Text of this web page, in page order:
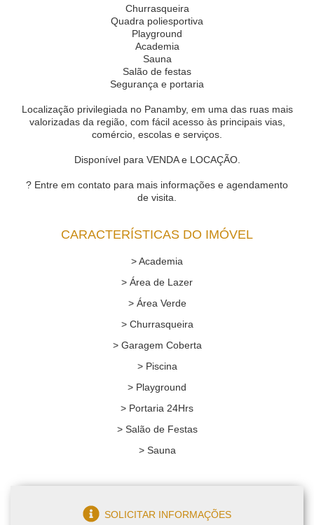
Churrasqueira
Quadra poliesportiva
Playground
Academia
Sauna
Salão de festas
Segurança e portaria
Localização privilegiada no Panamby, em uma das ruas mais
valorizadas da região, com fácil acesso às principais vias,
comércio, escolas e serviços.
Disponível para VENDA e LOCAÇÃO.
? Entre em contato para mais informações e agendamento
de visita.
CARACTERÍSTICAS DO IMÓVEL
> Academia
> Área de Lazer
> Área Verde
> Churrasqueira
> Garagem Coberta
> Piscina
> Playground
> Portaria 24Hrs
> Salão de Festas
> Sauna
SOLICITAR INFORMAÇÕES